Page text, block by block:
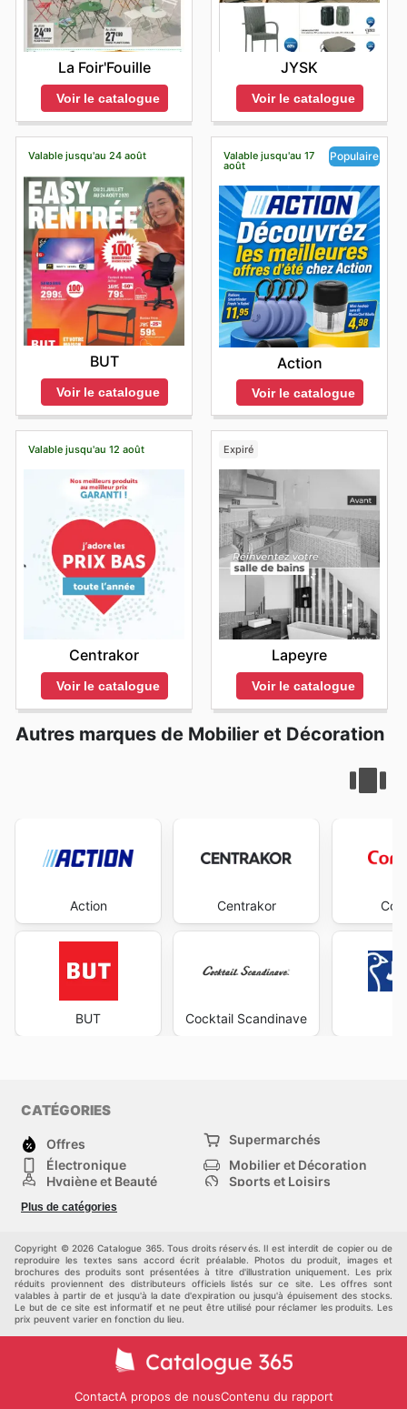
La Foir'Fouille
Voir le catalogue
JYSK
Voir le catalogue
Valable jusqu'au 24 août
BUT
Voir le catalogue
Valable jusqu'au 17
août
Populaire
Action
Voir le catalogue
Valable jusqu'au 12 août
Centrakor
Voir le catalogue
Expiré
Lapeyre
Voir le catalogue
Autres marques de Mobilier et Décoration
Action
BUT
Centrakor
Cocktail Scandinave
CATÉGORIES
Offres
Supermarchés
Électronique
Mobilier et Décoration
Hygiène et Beauté
Sports et Loisirs
Mode
Bricolage, jardin et
Plus de catégories
Copyright © 2026 Catalogue 365. Tous droits réservés. Il est interdit de copier ou de
reproduire les textes sans accord écrit préalable. Photos du produit, images et
brochures des produits sont présentées à titre d'illustration uniquement. Les prix
réduits proviennent des distributeurs officiels listés sur ce site. Les offres sont
valables à partir de et jusqu'à la date d'expiration ou jusqu'à épuisement des stocks.
Le but de ce site est informatif et ne peut être utilisé pour réclamer les produits. Les
prix peuvent varier en fonction du lieu.
ContactA propos de nousContenu du rapport